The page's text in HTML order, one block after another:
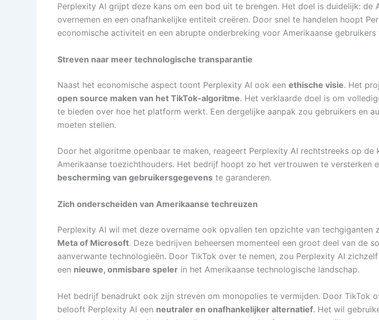
Perplexity AI grijpt deze kans om een bod uit te brengen. Het doel is duidelijk: de
overnemen en een onafhankelijke entiteit creëren. Door snel te handelen hoopt
economische activiteit en een abrupte onderbreking voor Amerikaanse gebruikers
Streven naar meer technologische transparantie
Naast het economische aspect toont Perplexity AI ook een ethische visie. Het
open source maken van het TikTok-algoritme. Het verklaarde doel is om
te bieden over hoe het platform werkt. Een dergelijke aanpak zou gebruikers en
moeten stellen.
Door het algoritme openbaar te maken, reageert Perplexity AI rechtstreeks op de
Amerikaanse toezichthouders. Het bedrijf hoopt zo het vertrouwen te versterken
bescherming van gebruikersgegevens te garanderen.
Zich onderscheiden van Amerikaanse techreuzen
Perplexity AI wil met deze overname ook opvallen ten opzichte van techgiganten
Meta of Microsoft. Deze bedrijven beheersen momenteel een groot deel van de
aanverwante technologieën. Door TikTok over te nemen, zou Perplexity AI
een nieuwe, onmisbare speler in het Amerikaanse technologische landschap.
Het bedrijf benadrukt ook zijn streven om monopolies te vermijden. Door TikTok
belooft Perplexity AI een neutraler en onafhankelijker alternatief. Het wil